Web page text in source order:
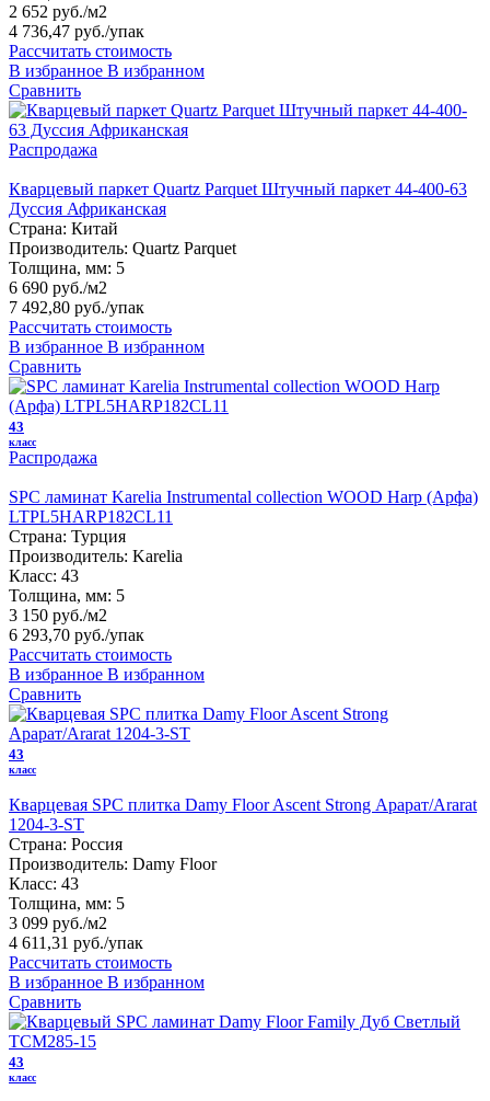
2 652 руб./м2
4 736,47 руб./упак
Рассчитать стоимость
В избранное В избранном
Сравнить
Распродажа
Кварцевый паркет Quartz Parquet Штучный паркет 44-400-63
Дуссия Африканская
Страна: Китай
Производитель: Quartz Parquet
Толщина, мм: 5
6 690 руб./м2
7 492,80 руб./упак
Рассчитать стоимость
В избранное В избранном
Сравнить
43
класс
Распродажа
SPC ламинат Karelia Instrumental collection WOOD Harp (Арфа)
LTPL5HARP182CL11
Страна: Турция
Производитель: Karelia
Класс: 43
Толщина, мм: 5
3 150 руб./м2
6 293,70 руб./упак
Рассчитать стоимость
В избранное В избранном
Сравнить
43
класс
Кварцевая SPC плитка Damy Floor Ascent Strong Арарат/Ararat
1204-3-ST
Страна: Россия
Производитель: Damy Floor
Класс: 43
Толщина, мм: 5
3 099 руб./м2
4 611,31 руб./упак
Рассчитать стоимость
В избранное В избранном
Сравнить
43
класс